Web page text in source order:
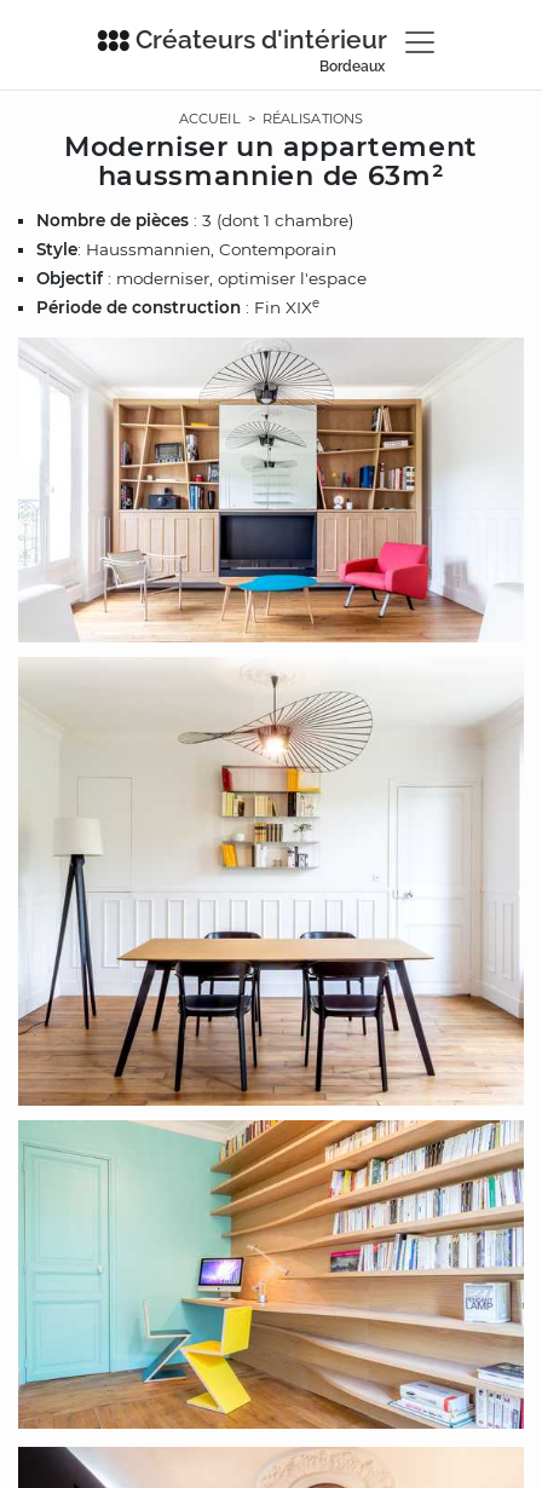
Créateurs d'intérieur
Bordeaux
ACCUEIL> RÉALISATIONS
Moderniser un appartement
haussmannien de 63m²
Nombre de pièces : 3 (dont 1 chambre)
Style: Haussmannien, Contemporain
Objectif: moderniser, optimiser l'espace
Période de construction : Fin XIXe